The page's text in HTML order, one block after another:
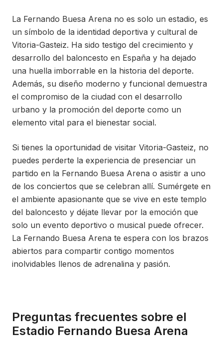
La Fernando Buesa Arena no es solo un estadio, es
un símbolo de la identidad deportiva y cultural de
Vitoria-Gasteiz. Ha sido testigo del crecimiento y
desarrollo del baloncesto en España y ha dejado
una huella imborrable en la historia del deporte.
Además, su diseño moderno y funcional demuestra
el compromiso de la ciudad con el desarrollo
urbano y la promoción del deporte como un
elemento vital para el bienestar social.
Si tienes la oportunidad de visitar Vitoria-Gasteiz, no
puedes perderte la experiencia de presenciar un
partido en la Fernando Buesa Arena o asistir a uno
de los conciertos que se celebran allí. Sumérgete en
el ambiente apasionante que se vive en este templo
del baloncesto y déjate llevar por la emoción que
solo un evento deportivo o musical puede ofrecer.
La Fernando Buesa Arena te espera con los brazos
abiertos para compartir contigo momentos
inolvidables llenos de adrenalina y pasión.
Preguntas frecuentes sobre el
Estadio Fernando Buesa Arena